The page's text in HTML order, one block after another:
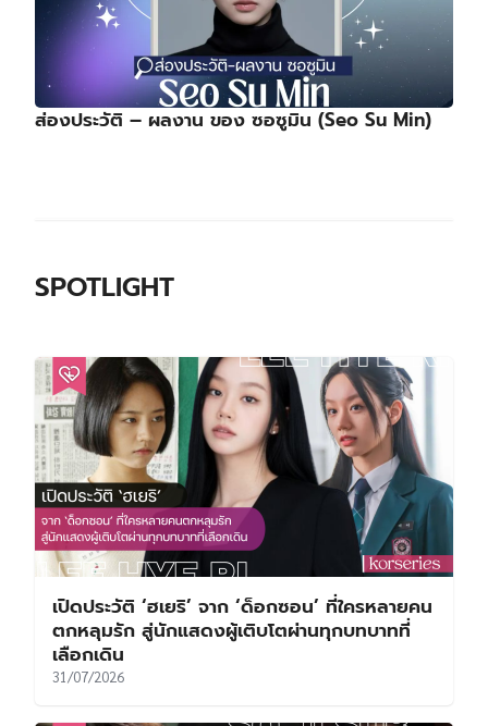
เรื่องย่อซีรีส์ : Key to the Phoenix Heart | ชะตา
รักกระดูกปักษา (2026)
นำทัพเปิดศึกล้างแค้นใน A Shop for Killers 2
ส่องประวัติ – ผลงาน ของ ซอซูมิน (Seo Su Min)